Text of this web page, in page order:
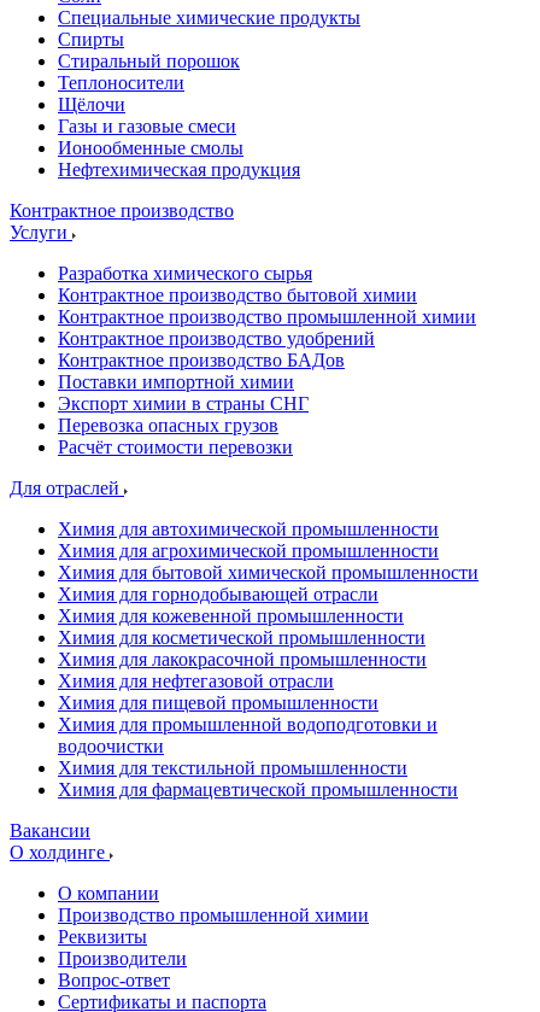
Специальные химические продукты
Спирты
Стиральный порошок
Теплоносители
Щёлочи
Газы и газовые смеси
Ионообменные смолы
Нефтехимическая продукция
Контрактное производство
Услуги
Разработка химического сырья
Контрактное производство бытовой химии
Контрактное производство промышленной химии
Контрактное производство удобрений
Контрактное производство БАДов
Поставки импортной химии
Экспорт химии в страны СНГ
Перевозка опасных грузов
Расчёт стоимости перевозки
Для отраслей
Химия для автохимической промышленности
Химия для агрохимической промышленности
Химия для бытовой химической промышленности
Химия для горнодобывающей отрасли
Химия для кожевенной промышленности
Химия для косметической промышленности
Химия для лакокрасочной промышленности
Химия для нефтегазовой отрасли
Химия для пищевой промышленности
Химия для промышленной водоподготовки и
водоочистки
Химия для текстильной промышленности
Химия для фармацевтической промышленности
Вакансии
О холдинге
О компании
Производство промышленной химии
Реквизиты
Производители
Вопрос-ответ
Сертификаты и паспорта